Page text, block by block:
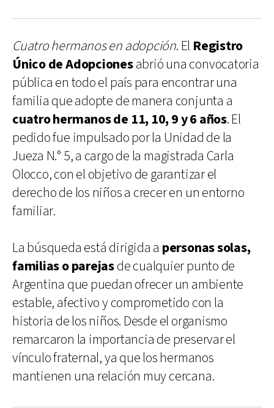
Cuatro hermanos en adopción. El Registro
Único de Adopcionesabrió una convocatoria
pública en todo el país para encontrar una
familia que adopte de manera conjunta a
cuatro hermanos de 11, 10, 9 y 6 años. El
pedido fue impulsado por la Unidad de la
Jueza N.° 5, a cargo de la magistrada Carla
Olocco, con el objetivo de garantizar el
derecho de los niños a crecer en un entorno
familiar.
La búsqueda está dirigida a personas solas,
familias o parejasde cualquier punto de
Argentina que puedan ofrecer un ambiente
estable, afectivo y comprometido con la
historia de los niños. Desde el organismo
remarcaron la importancia de preservar el
vínculo fraternal, ya que los hermanos
mantienen una relación muy cercana.